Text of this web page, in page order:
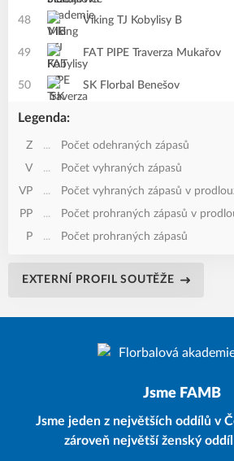
48 Viking TJ Kobylisy B
49 FAT PIPE Traverza Mukařov
50 SK Florbal Benešov
Legenda:
Z ...
Počet odehraných zápasů
V
...
Počet vyhraných zápasů
VP
...
Počet vyhraných zápasů v
PP
...
Počet prohraných zápasů v
P
... Počet prohraných zápasů
EXTERNÍ PROFIL SOUTĚŽE
Jsme FAMB
Jsme jeden z největších oddílů v
zároveň největší ženský oddíl